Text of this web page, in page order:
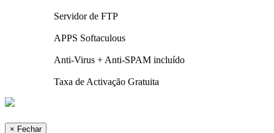
Servidor de FTP
APPS Softaculous
Anti-Virus + Anti-SPAM incluí­do
Taxa de Activação Gratuita
× Fechar